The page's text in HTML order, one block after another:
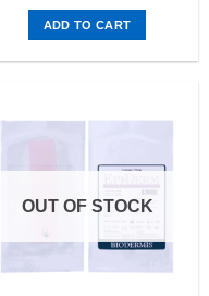
ADD TO CART
OUT OF STOCK